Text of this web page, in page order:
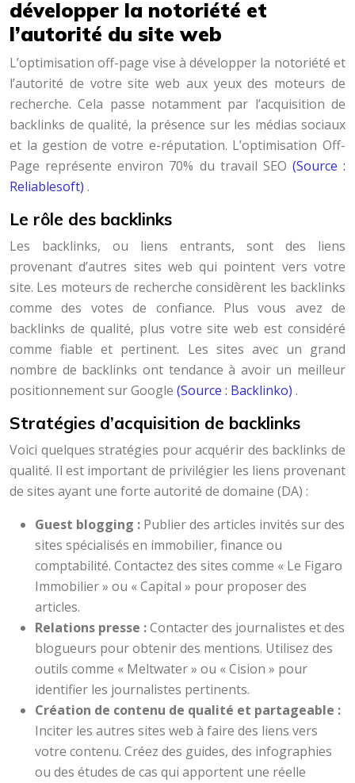
développer la notoriété et
l’autorité du site web
L’optimisation off-page vise à développer la notoriété et
l’autorité de votre site web aux yeux des moteurs de
recherche. Cela passe notamment par l’acquisition de
backlinks de qualité, la présence sur les médias sociaux
et la gestion de votre e-réputation. L’optimisation Off-
Page représente environ 70% du travail SEO (Source :
Reliablesoft) .
Le rôle des backlinks
Les backlinks, ou liens entrants, sont des liens
provenant d’autres sites web qui pointent vers votre
site. Les moteurs de recherche considèrent les backlinks
comme des votes de confiance. Plus vous avez de
backlinks de qualité, plus votre site web est considéré
comme fiable et pertinent. Les sites avec un grand
nombre de backlinks ont tendance à avoir un meilleur
positionnement sur Google (Source : Backlinko) .
Stratégies d’acquisition de backlinks
Voici quelques stratégies pour acquérir des backlinks de
qualité. Il est important de privilégier les liens provenant
de sites ayant une forte autorité de domaine (DA) :
Guest blogging : Publier des articles invités sur des
sites spécialisés en immobilier, finance ou
comptabilité. Contactez des sites comme « Le Figaro
Immobilier » ou « Capital » pour proposer des
articles.
Relations presse :Contacter des journalistes et des
blogueurs pour obtenir des mentions. Utilisez des
outils comme « Meltwater » ou « Cision » pour
identifier les journalistes pertinents.
Création de contenu de qualité et partageable :
Inciter les autres sites web à faire des liens vers
votre contenu. Créez des guides, des infographies
ou des études de cas qui apportent une réelle